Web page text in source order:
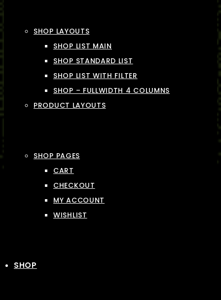
SHOP LAYOUTS
SHOP LIST MAIN
SHOP STANDARD LIST
SHOP LIST WITH FILTER
SHOP – FULLWIDTH 4 COLUMNS
PRODUCT LAYOUTS
SHOP PAGES
CART
CHECKOUT
MY ACCOUNT
WISHLIST
SHOP